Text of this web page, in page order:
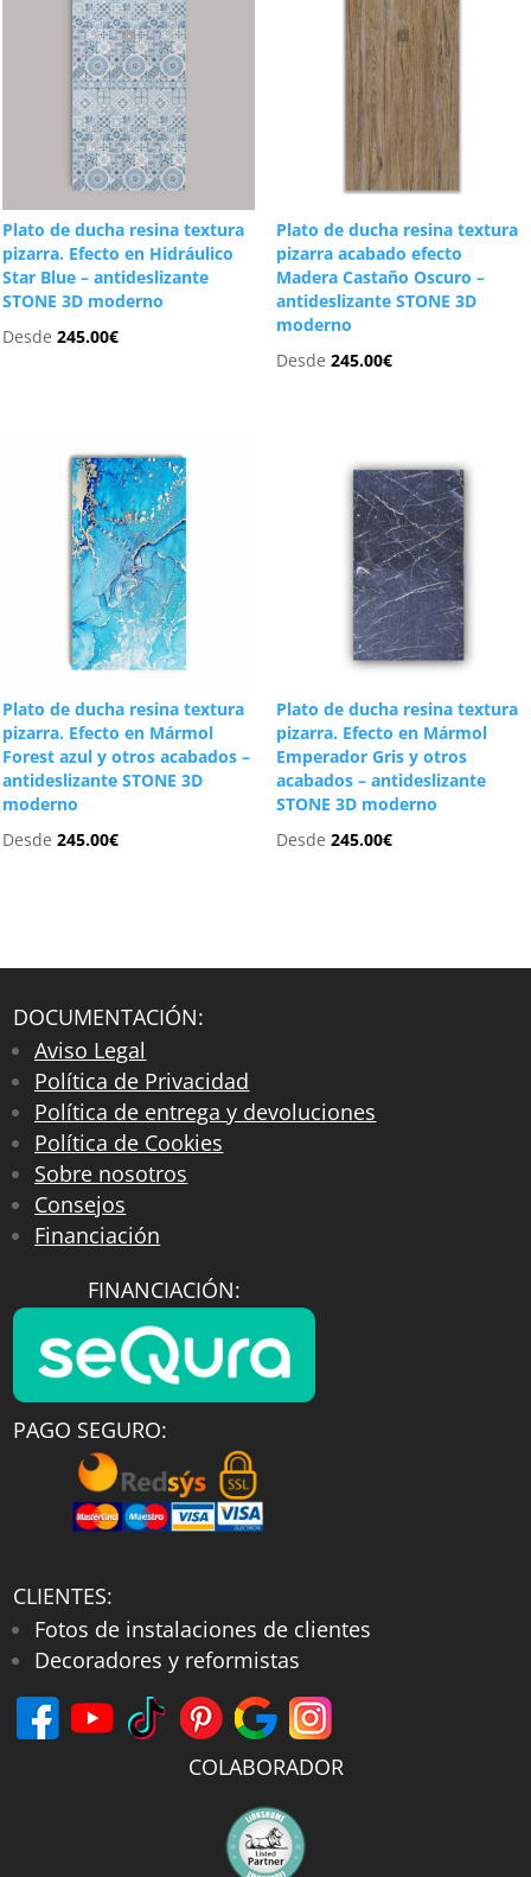
Plato de ducha resina textura
pizarra. Efecto en Hidráulico
Star Blue – antideslizante
STONE 3D moderno
Desde245.00€
Plato de ducha resina textura
pizarra acabado efecto
Madera Castaño Oscuro –
antideslizante STONE 3D
moderno
Desde 245.00€
Plato de ducha resina textura
pizarra. Efecto en Mármol
Forest azul y otros acabados –
antideslizante STONE 3D
moderno
Desde245.00€
Plato de ducha resina textura
pizarra. Efecto en Mármol
Emperador Gris y otros
acabados – antideslizante
STONE 3D moderno
Desde 245.00€
DOCUMENTACIÓN:
Aviso Legal
Política de Privacidad
Política de entrega y devoluciones
Política de Cookies
Sobre nosotros
Consejos
Financiación
FINANCIACIÓN:
PAGO SEGURO:
CLIENTES:
Fotos de instalaciones de clientes
Decoradores y reformistas
COLABORADOR